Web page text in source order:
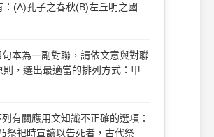
(A)孔子之春秋(B)左丘明之國語
之資治通鑑(D)宋濂之元史。
本為一副對聯，請依文意與對聯
則，選出最適當的排列方式：甲、
乙、人惟八千 丙、項籍用江東
丁 (B)乙，丁；甲，丙 (C)丙，
甲 (D)丁，甲；丙，乙。
有關應用文知識不正確的選項：
祭祀時宣讀以告死者，古代祭文